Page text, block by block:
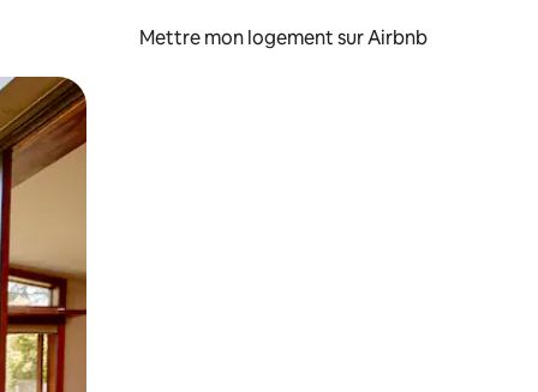
Mettre mon logement sur Airbnb